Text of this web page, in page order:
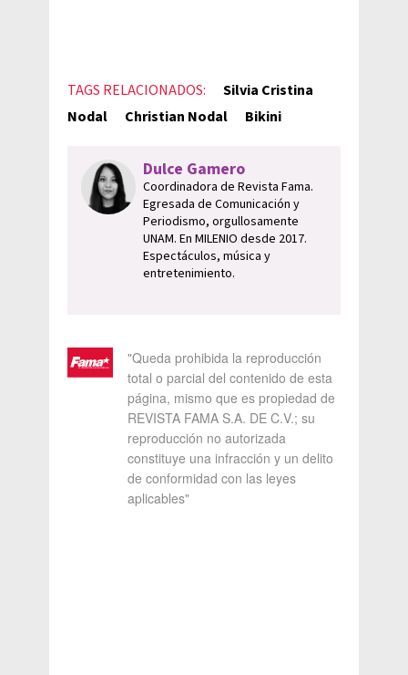
TAGS RELACIONADOS:
Silvia Cristina
Nodal
Christian Nodal Bikini
Dulce Gamero
Coordinadora de Revista Fama.
Egresada de Comunicación y
Periodismo, orgullosamente
UNAM. En MILENIO desde 2017.
Espectáculos, música y
entretenimiento.
"Queda prohibida la reproducción
total o parcial del contenido de esta
página, mismo que es propiedad de
REVISTA FAMA S.A. DE C.V.; su
reproducción no autorizada
constituye una infracción y un delito
de conformidad con las leyes
aplicables"